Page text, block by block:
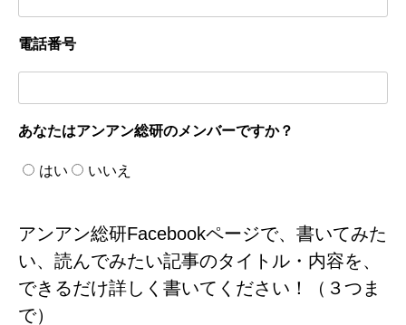
電話番号
あなたはアンアン総研のメンバーですか？
はい いいえ
アンアン総研Facebookページで、書いてみた
い、読んでみたい記事のタイトル・内容を、
できるだけ詳しく書いてください！（３つま
で）